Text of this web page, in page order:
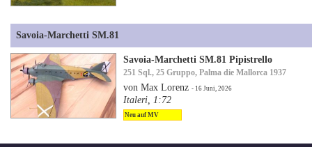
Savoia-Marchetti SM.81
Savoia-Marchetti SM.81 Pipistrello
251 Sql., 25 Gruppo, Palma die Mallorca 1937
von Max Lorenz- 16 Juni, 2026
Italeri, 1:72
Neu auf MV